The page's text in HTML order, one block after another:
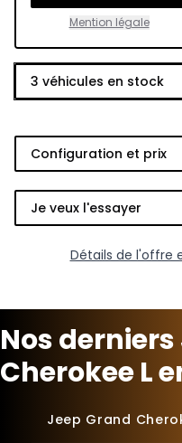
Mention légale
3 véhicules en stock
Configuration et prix
Je veux l'essayer
Détails de l'offre
Nos
Cherokee L
Jeep Grand